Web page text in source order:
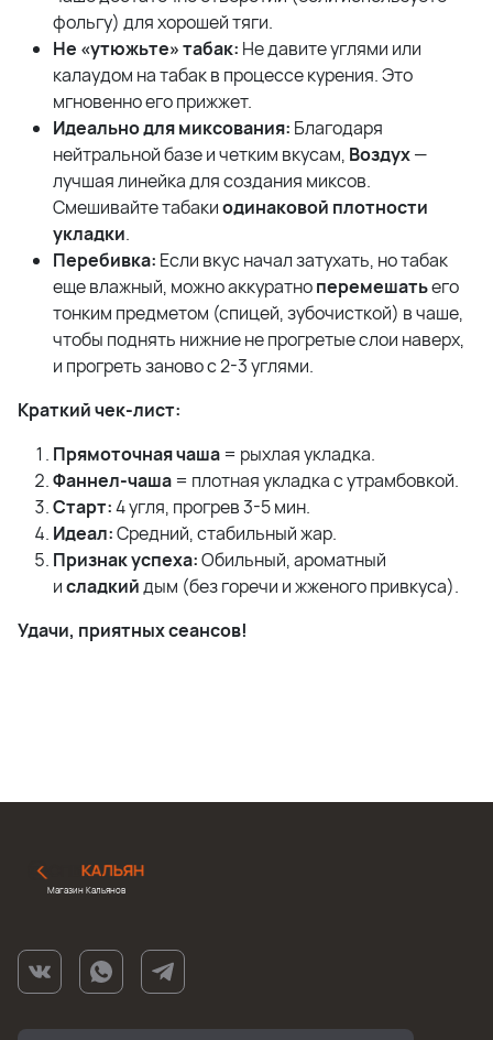
фольгу) для хорошей тяги.
Не «утюжьте» табак: Не давите углями или
калаудом на табак в процессе курения. Это
мгновенно его прижжет.
Идеально для миксования: Благодаря
нейтральной базе и четким вкусам, Воздух—
лучшая линейка для создания миксов.
Смешивайте табакиодинаковой плотности
укладки.
Перебивка: Если вкус начал затухать, но табак
еще влажный, можно аккуратноперемешатьего
тонким предметом (спицей, зубочисткой) в чаше,
чтобы поднять нижние не прогретые слои наверх,
и прогреть заново с 2-3 углями.
Краткий чек-лист:
Прямоточная чаша = рыхлая укладка.
Фаннел-чаша = плотная укладка с утрамбовкой.
Старт:4 угля, прогрев 3-5 мин.
Идеал:Средний, стабильный жар.
Признак успеха:Обильный, ароматный
исладкийдым (без горечи и жженого привкуса).
Удачи, приятных сеансов!
Магазин Кальянов